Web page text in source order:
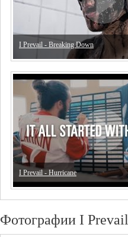
I Prevail - Breaking Down
I Prevail - Hurricane
Фотографии I Prevail